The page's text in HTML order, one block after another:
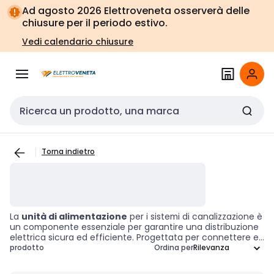
Vai alla
navigazione
Vai
alla
pagina
Ad agosto 2026 Elettroveneta osserverà delle
chiusure per il periodo estivo.
Vedi calendario chiusure
Cerca input
Torna indietro
La unità di alimentazione per i sistemi di canalizzazione è
un componente essenziale per garantire una distribuzione
elettrica sicura ed efficiente. Progettata per connettere e
fornire energia ai sistemi di canalizzazione, questa
prodotto Ordina per